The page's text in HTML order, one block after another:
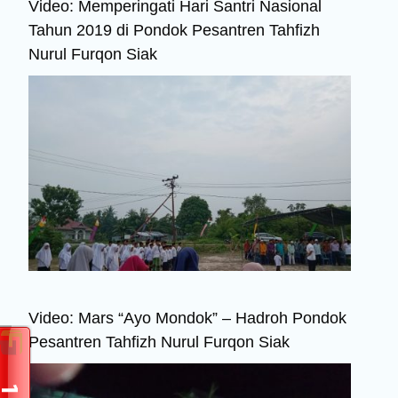
Video: Memperingati Hari Santri Nasional
Tahun 2019 di Pondok Pesantren Tahfizh
Nurul Furqon Siak
Video: Mars “Ayo Mondok” – Hadroh Pondok
Pesantren Tahfizh Nurul Furqon Siak